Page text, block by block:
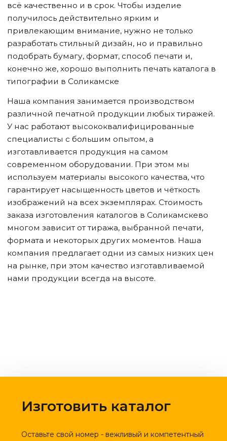
всё качественно и в срок. Чтобы изделие
получилось действительно ярким и
привлекающим внимание, нужно не только
разработать стильный дизайн, но и правильно
подобрать бумагу, формат, способ печати и,
конечно же, хорошо выполнить печать каталога в
типографии в Соликамске
Наша компания занимается производством
различной печатной продукции любых тиражей.
У нас работают высококвалифицированные
специалисты с большим опытом, а
изготавливается продукция на самом
современном оборудовании. При этом мы
используем материалы высокого качества, что
гарантирует насыщенность цветов и чёткость
изображений на всех экземплярах. Стоимость
заказа изготовления каталогов в Соликамскево
многом зависит от тиража, выбранной печати,
формата и некоторых других моментов. Наша
компания предлагает одни из самых низких цен
на рынке, при этом качество изготавливаемой
нами продукции всегда на высоте.
Изготовить каталог
Оставьте свой номер - вежливый и компетентный